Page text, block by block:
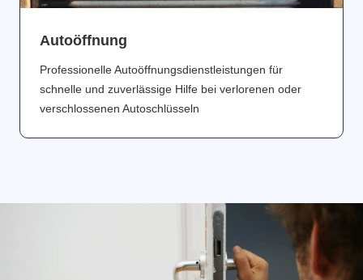
Аutoöffnung
Professionelle Autoöffnungsdienstleistungen für
schnelle und zuverlässige Hilfe bei verlorenen oder
verschlossenen Autoschlüsseln